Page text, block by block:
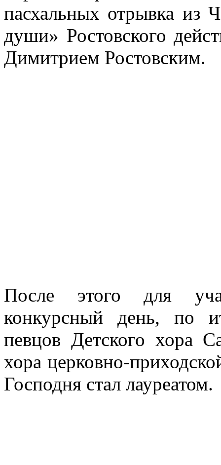
пасхальных отрывка из
души» Ростовского
Димитрием Ростовским.
После этого для
конкурсный день, по
певцов Детского хора
хора церковно-
Господня стал лауреатом.